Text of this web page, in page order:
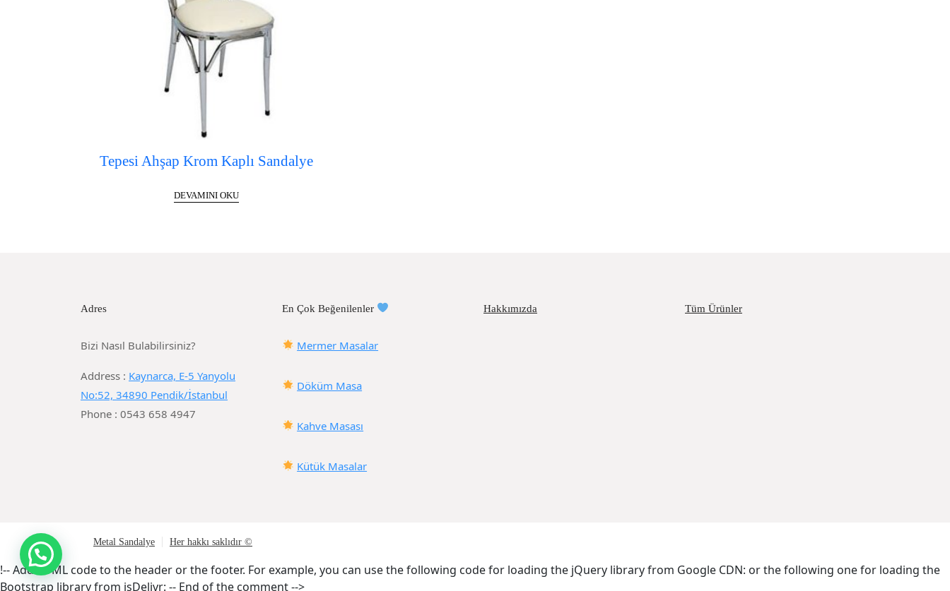
Tepesi Ahşap Krom Kaplı Sandalye
DEVAMINI OKU
Adres
Bizi Nasıl Bulabilirsiniz?
Address : Kaynarca, E-5 Yanyolu
No:52, 34890 Pendik/İstanbul
Phone : 0543 658 4947
En Çok Beğenilenler
Mermer Masalar
Döküm Masa
Kahve Masası
Kütük Masalar
Hakkımızda Tüm Ürünler
Metal Sandalye Her hakkı saklıdır ©
!-- Add HTML code to the header or the footer. For example, you can use the following code for loading the jQuery library from Google CDN: or the following one for loading the
Bootstrap library from jsDelivr: -- End of the comment -->